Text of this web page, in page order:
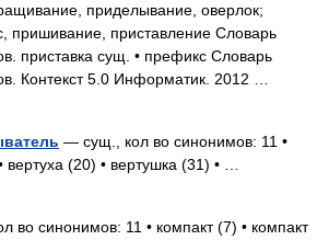
приделывание, оверлок;
пришивание, приставление Словарь
приставка сущ. • префикс Словарь
Контекст 5.0 Информатик. 2012 …
— сущ., кол во синонимов: 11 •
(20) • вертушка (31) • …
во синонимов: 11 • компакт (7) • компакт